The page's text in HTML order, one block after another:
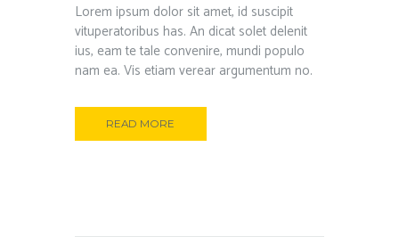
Lorem ipsum dolor sit amet, id suscipit
vituperatoribus has. An dicat solet delenit
ius, eam te tale convenire, mundi populo
nam ea. Vis etiam verear argumentum no.
READ MORE